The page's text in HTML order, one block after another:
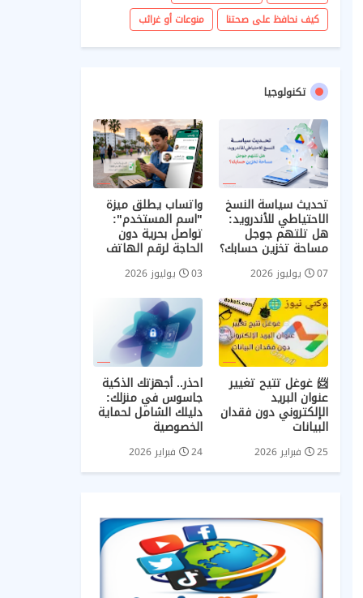
كيف نحافظ على صحتنا
منوعات أو غرائب
تكنولوجيا
تحديث سياسة النسخ
الاحتياطي للأندرويد:
هل تلتهم جوجل
مساحة تخزين حسابك؟
07 يوليوز 2026
واتساب يطلق ميزة
"اسم المستخدم":
تواصل بحرية دون
الحاجة لرقم الهاتف
03 يوليوز 2026
📨 غوغل تتيح تغيير
عنوان البريد
الإلكتروني دون فقدان
البيانات
25 فبراير 2026
احذر.. أجهزتك الذكية
جاسوس في منزلك:
دليلك الشامل لحماية
الخصوصية
24 فبراير 2026